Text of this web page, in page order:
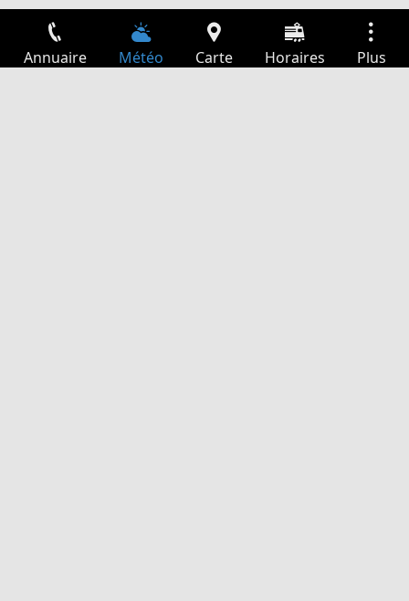
Annuaire Météo Carte Horaires Plus